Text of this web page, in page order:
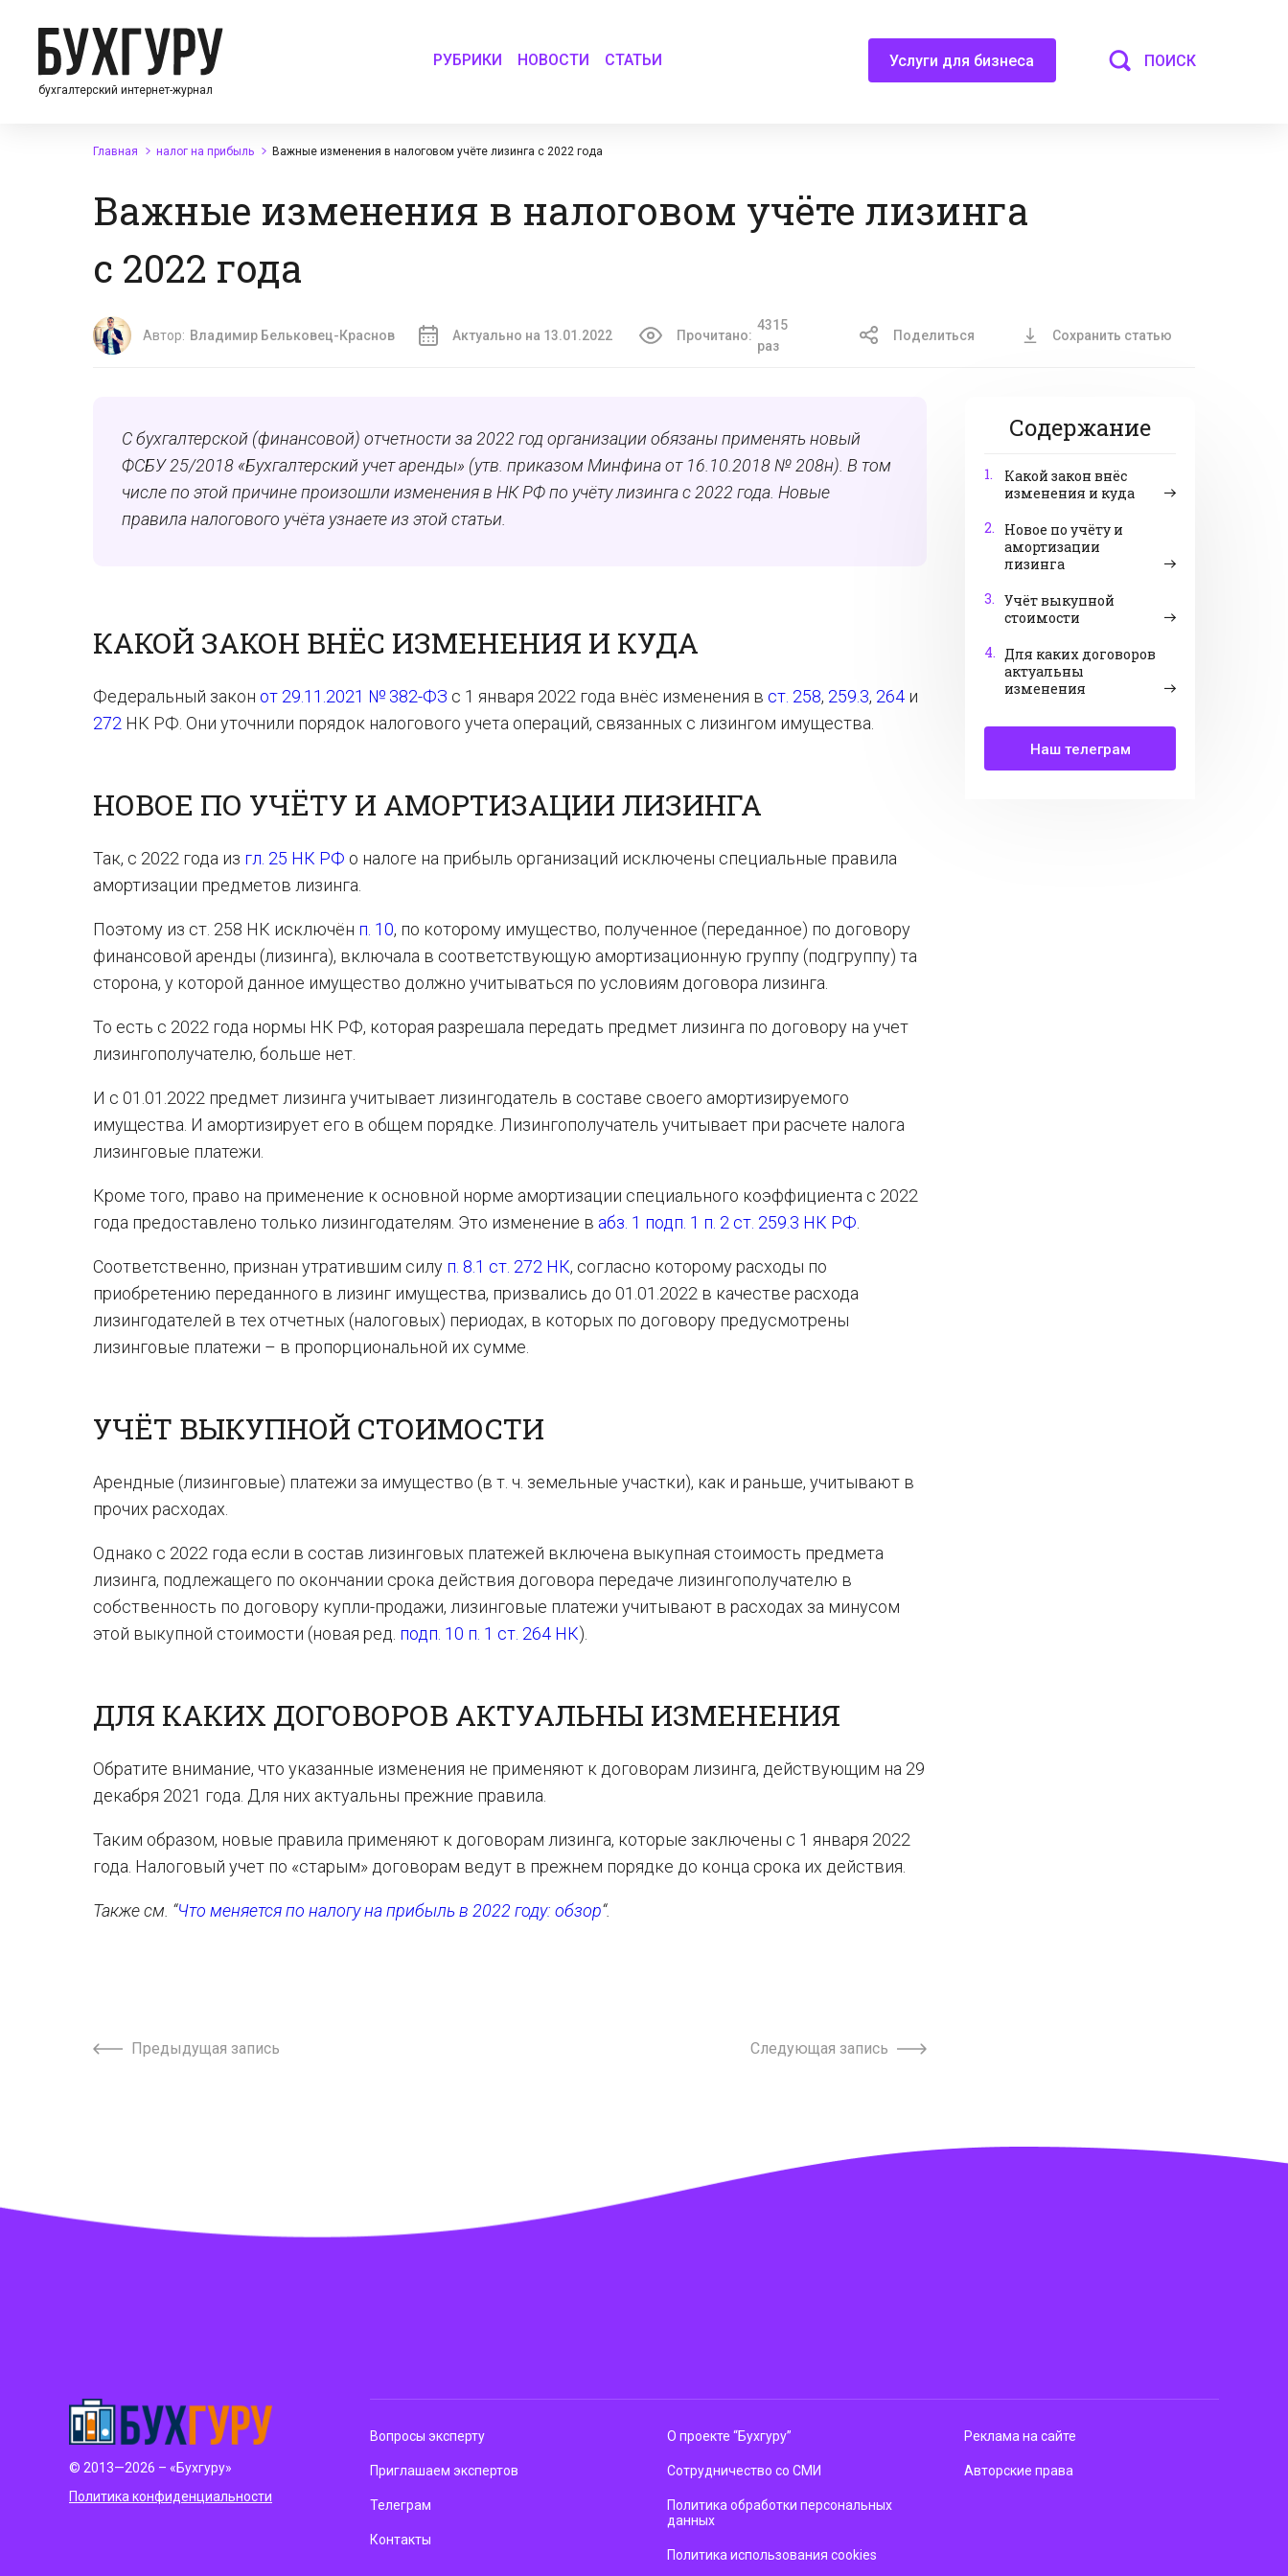
бухгалтерский интернет-журнал
РУБРИКИ НОВОСТИ СТАТЬИ Услуги для бизнеса ПОИСК
Главная налог на прибыль Важные изменения в налоговом учёте лизинга с 2022 года
Важные изменения в налоговом учёте лизинга
с 2022 года
Автор: Владимир Бельковец-Краснов Актуально на 13.01.2022 Прочитано:
4315
раз
Поделиться Сохранить статью
Содержание
1.
Какой закон внёс
изменения и куда
2.
Новое по учёту и
амортизации
лизинга
3. Учёт выкупной
стоимости
4. Для каких договоров
актуальны
изменения
Наш телеграм
С бухгалтерской (финансовой) отчетности за 2022 год организации обязаны применять новый
ФСБУ 25/2018 «Бухгалтерский учет аренды» (утв. приказом Минфина от 16.10.2018 № 208н). В том
числе по этой причине произошли изменения в НК РФ по учёту лизинга с 2022 года. Новые
правила налогового учёта узнаете из этой статьи.
КАКОЙ ЗАКОН ВНЁС ИЗМЕНЕНИЯ И КУДА
Федеральный закон от 29.11.2021 № 382-ФЗ с 1 января 2022 года внёс изменения в ст. 258, 259.3, 264 и
272 НК РФ. Они уточнили порядок налогового учета операций, связанных с лизингом имущества.
НОВОЕ ПО УЧЁТУ И АМОРТИЗАЦИИ ЛИЗИНГА
Так, с 2022 года из гл. 25 НК РФ о налоге на прибыль организаций исключены специальные правила
амортизации предметов лизинга.
Поэтому из ст. 258 НК исключён п. 10, по которому имущество, полученное (переданное) по договору
финансовой аренды (лизинга), включала в соответствующую амортизационную группу (подгруппу) та
сторона, у которой данное имущество должно учитываться по условиям договора лизинга.
То есть с 2022 года нормы НК РФ, которая разрешала передать предмет лизинга по договору на учет
лизингополучателю, больше нет.
И с 01.01.2022 предмет лизинга учитывает лизингодатель в составе своего амортизируемого
имущества. И амортизирует его в общем порядке. Лизингополучатель учитывает при расчете налога
лизинговые платежи.
Кроме того, право на применение к основной норме амортизации специального коэффициента с 2022
года предоставлено только лизингодателям. Это изменение в абз. 1 подп. 1 п. 2 ст. 259.3 НК РФ
Соответственно, признан утратившим силу п. 8.1 ст. 272 НК, согласно которому расходы по
приобретению переданного в лизинг имущества, призвались до 01.01.2022 в качестве расхода
лизингодателей в тех отчетных (налоговых) периодах, в которых по договору предусмотрены
лизинговые платежи – в пропорциональной их сумме.
УЧЁТ ВЫКУПНОЙ СТОИМОСТИ
Арендные (лизинговые) платежи за имущество (в т. ч. земельные участки), как и раньше, учитывают в
прочих расходах.
Однако с 2022 года если в состав лизинговых платежей включена выкупная стоимость предмета
лизинга, подлежащего по окончании срока действия договора передаче лизингополучателю в
собственность по договору купли-продажи, лизинговые платежи учитывают в расходах за минусом
этой выкупной стоимости (новая ред. подп. 10 п. 1 ст. 264 НК).
ДЛЯ КАКИХ ДОГОВОРОВ АКТУАЛЬНЫ ИЗМЕНЕНИЯ
Обратите внимание, что указанные изменения не применяют к договорам лизинга, действующим на 29
декабря 2021 года. Для них актуальны прежние правила.
Таким образом, новые правила применяют к договорам лизинга, которые заключены с 1 января 2022
года. Налоговый учет по «старым» договорам ведут в прежнем порядке до конца срока их действия.
Также см. “Что меняется по налогу на прибыль в 2022 году: обзор“.
Предыдущая запись Следующая запись
© 2013—2026 – «Бухгуру»
Политика конфиденциальности
Вопросы эксперту
Приглашаем экспертов
Телеграм
Контакты
О проекте “Бухгуру”
Сотрудничество со СМИ
Политика обработки персональных
данных
Политика использования cookies
Реклама на сайте
Авторские права